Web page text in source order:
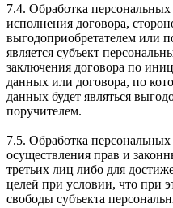
7.4. Обработка
исполнения договора,
выгодоприобретателем или
является субъект
заключения договора по
данных или договора, по
данных будет являться
поручителем.
7.5. Обработка
осуществления прав и
третьих лиц либо для
целей при условии, что при
свободы субъекта